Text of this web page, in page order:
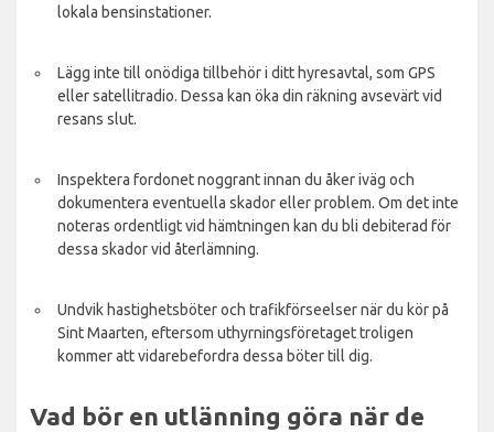
lokala bensinstationer.
Lägg inte till onödiga tillbehör i ditt hyresavtal, som GPS
eller satellitradio. Dessa kan öka din räkning avsevärt vid
resans slut.
Inspektera fordonet noggrant innan du åker iväg och
dokumentera eventuella skador eller problem. Om det inte
noteras ordentligt vid hämtningen kan du bli debiterad för
dessa skador vid återlämning.
Undvik hastighetsböter och trafikförseelser när du kör på
Sint Maarten, eftersom uthyrningsföretaget troligen
kommer att vidarebefordra dessa böter till dig.
Vad bör en utlänning göra när de